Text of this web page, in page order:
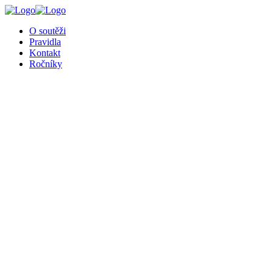
O soutěži
Pravidla
Kontakt
Ročníky